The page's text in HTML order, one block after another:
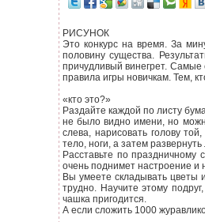
РИСУНОК
Это конкурс на время. За
половину существа.
причудливый винегрет.
правила игры новичкам. Тем,
«кто это?»
Раздайте каждой по листу
не было видно имени, но
слева, нарисовать голову
тело, ноги, а затем
Расставьте по
очень поднимет настроение и
Вы умеете складывать
трудно. Научите этому
чашка пригодится.
А если сложить 1000